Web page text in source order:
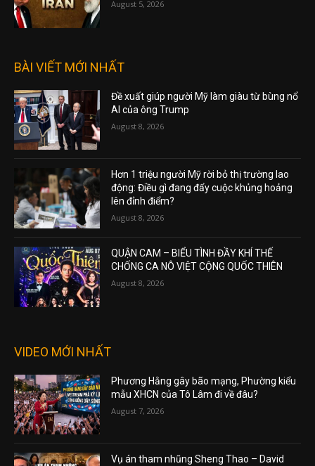
August 5, 2026
BÀI VIẾT MỚI NHẤT
Đề xuất giúp người Mỹ làm giàu từ bùng nổ
AI của ông Trump
August 8, 2026
Hơn 1 triệu người Mỹ rời bỏ thị trường lao
động: Điều gì đang đẩy cuộc khủng hoảng
lên đỉnh điểm?
August 8, 2026
QUẬN CAM – BIỂU TÌNH ĐẦY KHÍ THẾ
CHỐNG CA NÔ VIỆT CỘNG QUỐC THIÊN
August 8, 2026
VIDEO MỚI NHẤT
Phương Hằng gây bão mạng, Phường kiểu
mẫu XHCN của Tô Lâm đi về đâu?
August 7, 2026
Vụ án tham nhũng Sheng Thao – David